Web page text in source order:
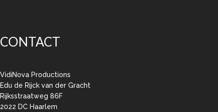
CONTACT
VidiNova Productions
Edu de Rijck van der Gracht
Rijksstraatweg 86F
2022 DC Haarlem